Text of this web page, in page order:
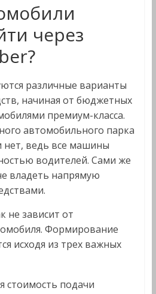
через
различные варианты
начиная от бюджетных
премиум-класса.
автомобильного парка
нет, ведь все машины
водителей. Сами же
владеть напрямую
не зависит от
Формирование
исходя из трех важных
стоимость подачи